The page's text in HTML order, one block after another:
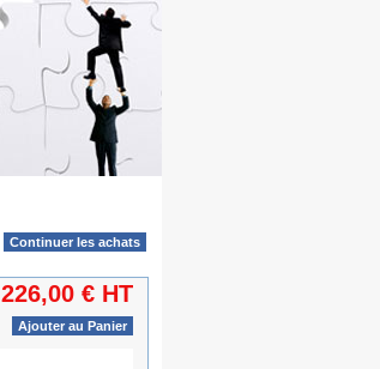
Continuer les achats
226,00 € HT
Ajouter au Panier